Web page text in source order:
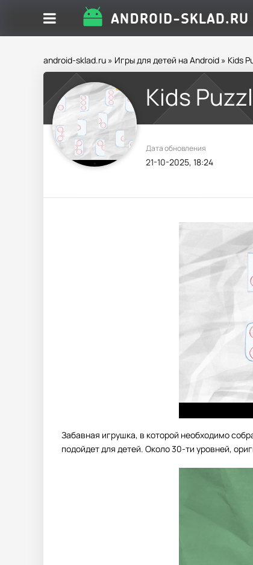
android-sklad.ru » Игры для детей на Android » Kids
Kids
Дата обновления
21-10-2025, 18:24
Забавная игрушка, в которой необходимо
подойдет для детей. Около 30-ти уровней,